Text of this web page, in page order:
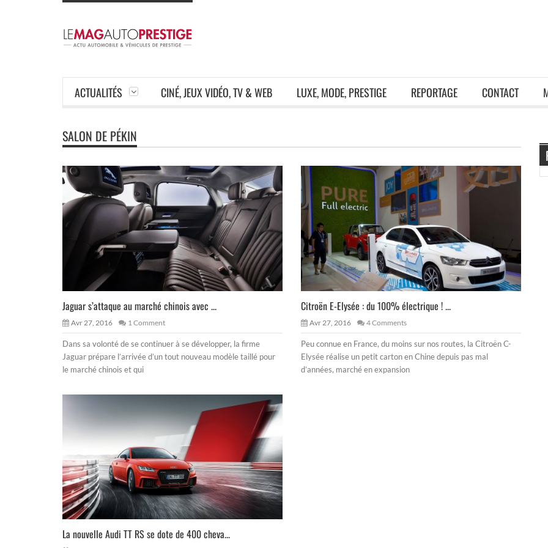
ACTUALITÉS CINÉ, JEUX VIDÉO, TV & WEB LUXE, MODE, PRESTIGE REPORTAGE CONTACT
SALON DE PÉKIN
Jaguar s’attaque au marché chinois avec ...
Avr 27, 2016 1 Comment
Dans sa volonté de se continuer à se développer, la firme
Jaguar prépare l’arrivée d’un tout nouveau modèle taillé pour
le marché chinois et qui
Citroën E-Elysée : du 100% électrique ! ...
Avr 27, 2016 4 Comments
Peu connue en France, du moins sur nos routes, la Citroën C-
Elysée réalise un petit carton en Chine depuis pas mal
d’années, marché en expansion
La nouvelle Audi TT RS se dote de 400 cheva...